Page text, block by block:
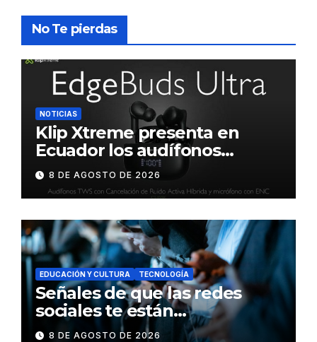
No Te pierdas
NOTICIAS
Klip Xtreme presenta en
Ecuador los audífonos
DynaBuds con sonido
inteligente y control táctil
8 DE AGOSTO DE 2026
EDUCACIÓN Y CULTURA TECNOLOGÍA
Señales de que las redes
sociales te están
consumiendo
8 DE AGOSTO DE 2026